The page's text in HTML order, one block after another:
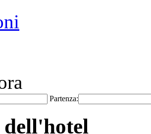
Partenza: